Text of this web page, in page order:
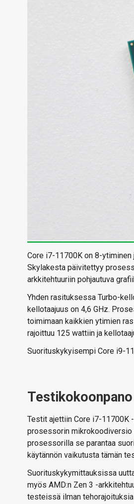
Core i7-11700K on 8-
Skylakesta päivitettyy
arkkitehtuuriin pohjautuva
Yhden rasituksessa Turbo-
kellotaajuus on 4,6 GHz.
toimimaan kaikkien ytimien
rajoittuu 125 wattiin ja
Suorituskykyisempi Core i9-
Testikokoonpano
Testit ajettiin Core i7-11700K
prosessorin mikrokoodiversio
prosessorilla se parantaa
käytännön vaikutusta tämän
Suorituskykymittauksissa
myös AMD:n Zen 3 -
testeissä ilman